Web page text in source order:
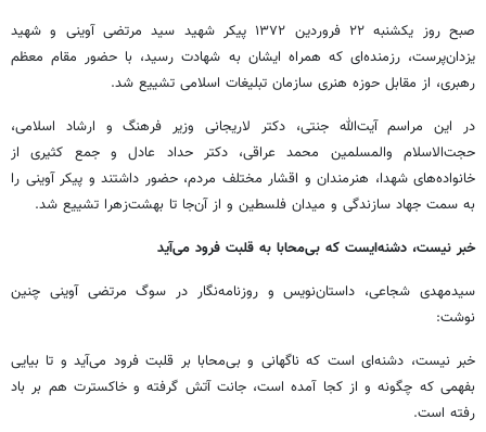
صبح روز یکشنبه ۲۲ فروردین ۱۳۷۲ پیکر شهید سید مرتضی آوینی و شهید
یزدان‌پرست، رزمنده‌ای که همراه ایشان به شهادت رسید، با حضور مقام معظم
رهبری، از مقابل حوزه هنری سازمان تبلیغات اسلامی تشییع شد.
در این مراسم آیت‌الله جنتی، دکتر لاریجانی وزیر فرهنگ و ارشاد اسلامی،
حجت‌الاسلام والمسلمین محمد عراقی، دکتر حداد عادل و جمع کثیری از
خانواده‌های شهدا، هنرمندان و اقشار مختلف مردم، حضور داشتند و پیکر آوینی را
به سمت جهاد سازندگی و میدان فلسطین و از آن‌جا تا بهشت‌زهرا تشییع شد.
خبر نیست، دشنه‌ایست که بی‌محابا به قلبت فرود می‌آید
سیدمهدی شجاعی، داستان‌نویس و روزنامه‌نگار در سوگ مرتضی آوینی چنین
نوشت:
خبر نیست، دشنه‌ای است که ناگهانی و بی‌محابا بر قلبت فرود می‌آید و تا بیایی
بفهمی که چگونه و از کجا آمده است، جانت آتش گرفته و خاکسترت هم بر باد
رفته است.